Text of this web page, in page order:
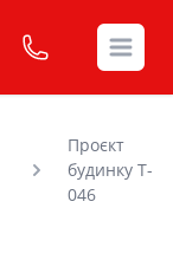
Проєкт
будинку T-
046